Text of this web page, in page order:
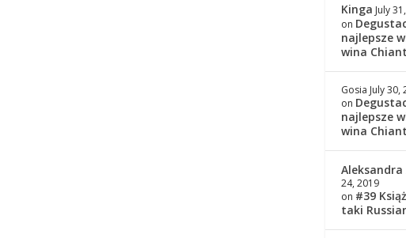
Kinga July
on
najlepsze
wina
Gosia July 30,
on
najlepsze
wina
24, 2019
on #39
taki